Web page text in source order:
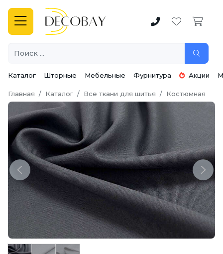
Каталог Шторные Мебельные Фурнитура Акции
Главная Каталог Все ткани для шитья Костюмная
Previous Next